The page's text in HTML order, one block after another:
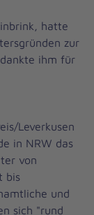
hatte
zur
ihm für
Leverkusen
in NRW das
von
bis
und
sich "rund